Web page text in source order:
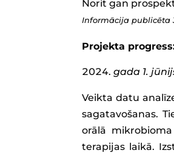
Norit gan
Informācija publicēta
Projekta
gada 1.
Veikta datu
sagatavošanas.
orālā
terapijas laikā.